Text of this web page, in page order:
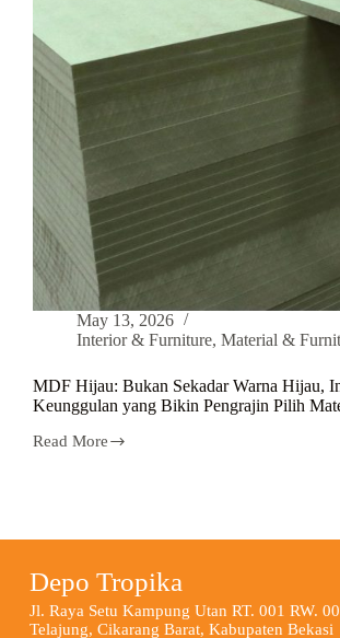
May 13, 2026
Interior & Furniture, Material &
MDF Hijau: Bukan Sekadar Warna Hijau,
Keunggulan yang Bikin Pengrajin Pilih
Read More
Depo Tropika
Jl. Raya Setu Kampung Utan RT. 001 RW.
Telajung, Cikarang Barat, Kabupaten Bekasi